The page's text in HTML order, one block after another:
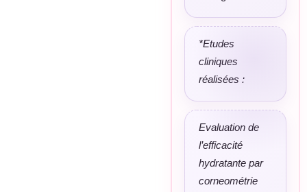
*Etudes
cliniques
réalisées :
Evaluation de
l’efficacité
hydratante par
corneométrie